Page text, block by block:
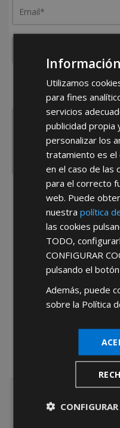
¿De
España
He leído y
*Abstenerse particulares,
Utilizamos
para fines
servicios
publicidad
personalizar los
tratamiento es el
en el caso de las
para el correcto
web. Puede
nuestrapolítica
las cookies
TODO,
CONFIGURAR
pulsando el botón
Además, puede
sobre la Política